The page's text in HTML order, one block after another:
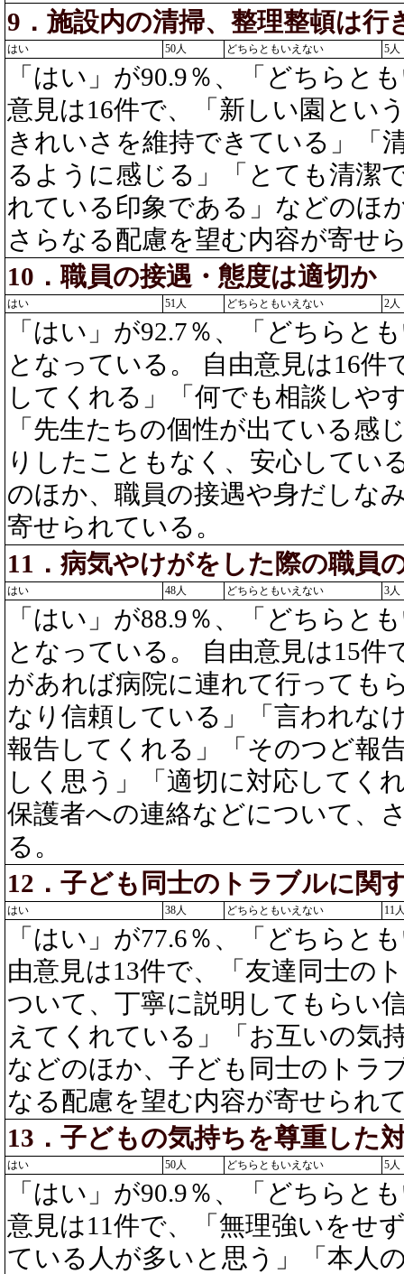
9．施設内の清掃、整理整頓は行
はい 50人 どちらともいえない 5人
「はい」が90.9％、「どちらと
意見は16件で、「新しい園とい
きれいさを維持できている」「
るように感じる」「とても清潔
れている印象である」などのほ
さらなる配慮を望む内容が寄せ
10．職員の接遇・態度は適切か
はい 51人 どちらともいえない 2人
「はい」が92.7％、「どちらと
となっている。 自由意見は16
してくれる」「何でも相談しや
「先生たちの個性が出ている感
りしたこともなく、安心してい
のほか、職員の接遇や身だしな
寄せられている。
11．病気やけがをした際の職員
はい 48人 どちらともいえない 3人
「はい」が88.9％、「どちらと
となっている。 自由意見は15
があれば病院に連れて行っても
なり信頼している」「言われな
報告してくれる」「そのつど報
しく思う」「適切に対応してく
保護者への連絡などについて、
る。
12．子ども同士のトラブルに関
はい 38人 どちらともいえない 11
「はい」が77.6％、「どちらと
由意見は13件で、「友達同士の
ついて、丁寧に説明してもらい
えてくれている」「お互いの気
などのほか、子ども同士のトラ
なる配慮を望む内容が寄せられ
13．子どもの気持ちを尊重した
はい 50人 どちらともいえない 5人
「はい」が90.9％、「どちらと
意見は11件で、「無理強いをせ
ている人が多いと思う」「本人